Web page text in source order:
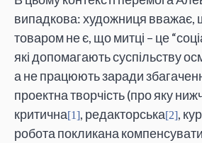
випадкова: художниця вважає,
товаром не є, що митці – це
які допомагають суспільству
а не працюють заради
проектна творчість (про яку
критична[1], редакторська[2],
робота покликана